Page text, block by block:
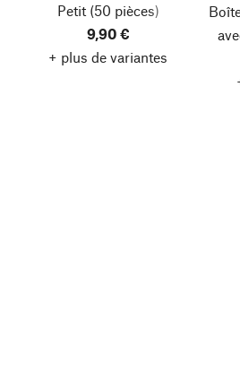
Petit(50 pièces)
9,90 €
+ plus de variantes